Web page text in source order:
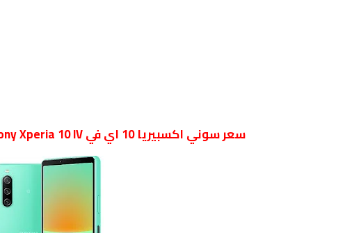
سعر سوني اكسبيريا 10 اي في Sony Xperia 10 IV في السعودية